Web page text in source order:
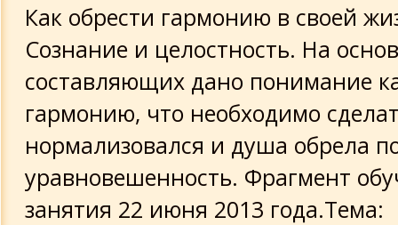
Как обрести гармонию в своей
Сознание и целостность. На
составляющих дано понимание
гармонию, что необходимо
нормализовался и душа обрела
уравновешенность. Фрагмент
занятия 22 июня 2013 года.Тема: